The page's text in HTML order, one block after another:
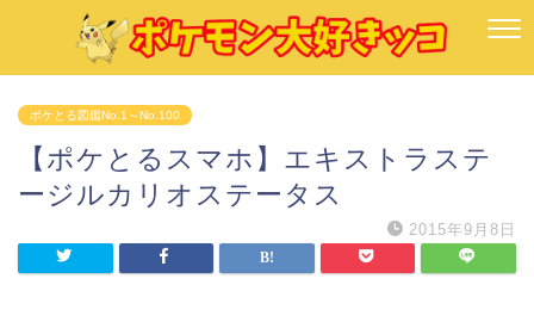
ポケとる図鑑No.1～No.100
【ポケとるスマホ】エキストラステ
ージルカリオステータス
2015年9月8日